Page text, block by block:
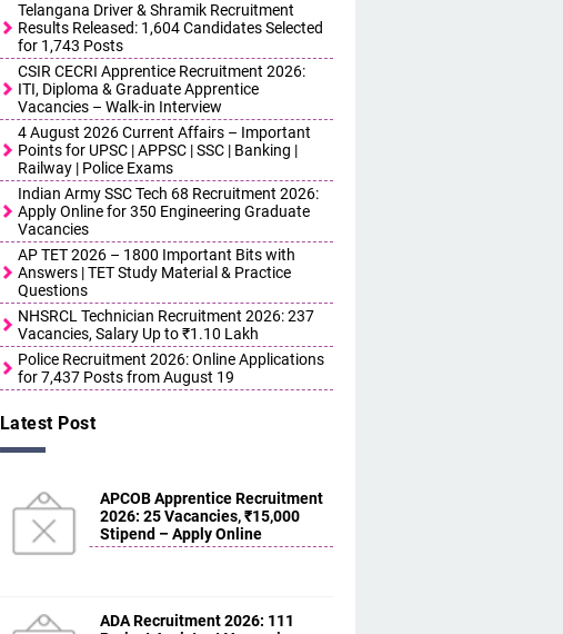
Telangana Driver & Shramik Recruitment
Results Released: 1,604 Candidates Selected
for 1,743 Posts
CSIR CECRI Apprentice Recruitment 2026:
ITI, Diploma & Graduate Apprentice
Vacancies – Walk-in Interview
4 August 2026 Current Affairs – Important
Points for UPSC | APPSC | SSC | Banking |
Railway | Police Exams
Indian Army SSC Tech 68 Recruitment 2026:
Apply Online for 350 Engineering Graduate
Vacancies
AP TET 2026 – 1800 Important Bits with
Answers | TET Study Material & Practice
Questions
NHSRCL Technician Recruitment 2026: 237
Vacancies, Salary Up to ₹1.10 Lakh
Police Recruitment 2026: Online Applications
for 7,437 Posts from August 19
Latest Post
APCOB Apprentice Recruitment
2026: 25 Vacancies, ₹15,000
Stipend – Apply Online
ADA Recruitment 2026: 111